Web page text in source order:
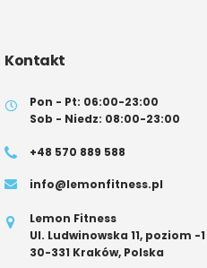
Kontakt
Pon - Pt: 06:00-23:00
Sob - Niedz: 08:00-23:00
+48 570 889 588
info@lemonfitness.pl
Lemon Fitness
Ul. Ludwinowska 11, poziom -1
30-331 Kraków, Polska